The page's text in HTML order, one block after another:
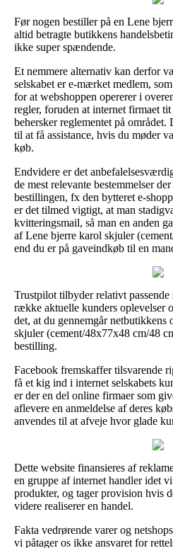
Før nogen bestiller på en Lene
altid betragte butikkens
ikke super spændende.
Et nemmere alternativ kan derfor
selskabet er e-mærket medlem,
for at webshoppen opererer i
regler, foruden at internet firmaet
behersker reglementet på
til at få assistance, hvis du møder
køb.
Endvidere er det
de mest relevante bestemmelser
bestillingen, fx den bytteret e-
er det tilmed vigtigt, at man
kvitteringsmail, så man en anden
af Lene bjerre karol skjuler
end du er på gaveindkøb til en
Trustpilot tilbyder relativt
række aktuelle kunders oplevelser
det, at du gennemgår netbutikkens
skjuler (cement/48x77x48 cm/48
bestilling.
Facebook fremskaffer tilsvarende
få et kig ind i internet selskabets
er der en del online firmaer som
aflevere en anmeldelse af deres
anvendes til at afveje hvor glade
Dette website finansieres af
en gruppe af internet handler idet
produkter, og tager provision hvis
videre realiserer en handel.
Fakta vedrørende varer og
vi påtager os ikke ansvaret for